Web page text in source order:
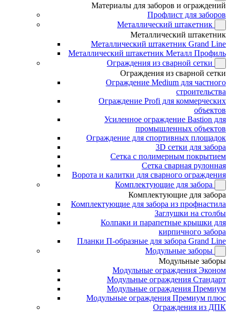
Материалы для заборов и ограждений
Профлист для заборов
Металлический штакетник
Металлический штакетник
Металлический штакетник Grand Line
Металлический штакетник Металл Профиль
Ограждения из сварной сетки
Ограждения из сварной сетки
Ограждение Medium для частного
строительства
Ограждение Profi для коммерческих
объектов
Усиленное ограждение Bastion для
промышленных объектов
Ограждение для спортивных площадок
3D сетки для забора
Сетка с полимерным покрытием
Сетка сварная рулонная
Ворота и калитки для сварного ограждения
Комплектующие для забора
Комплектующие для забора
Комплектующие для забора из профнастила
Заглушки на столбы
Колпаки и парапетные крышки для
кирпичного забора
Планки П-образные для забора Grand Line
Модульные заборы
Модульные заборы
Модульные ограждения Эконом
Модульные ограждения Стандарт
Модульные ограждения Премиум
Модульные ограждения Премиум плюс
Ограждения из ДПК